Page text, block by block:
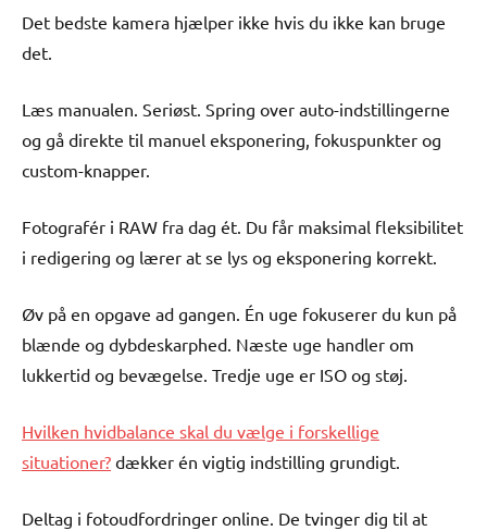
Det bedste kamera hjælper ikke hvis du ikke kan bruge
det.
Læs manualen. Seriøst. Spring over auto-indstillingerne
og gå direkte til manuel eksponering, fokuspunkter og
custom-knapper.
Fotografér i RAW fra dag ét. Du får maksimal fleksibilitet
i redigering og lærer at se lys og eksponering korrekt.
Øv på en opgave ad gangen. Én uge fokuserer du kun på
blænde og dybdeskarphed. Næste uge handler om
lukkertid og bevægelse. Tredje uge er ISO og støj.
Hvilken hvidbalance skal du vælge i forskellige
situationer? dækker én vigtig indstilling grundigt.
Deltag i fotoudfordringer online. De tvinger dig til at